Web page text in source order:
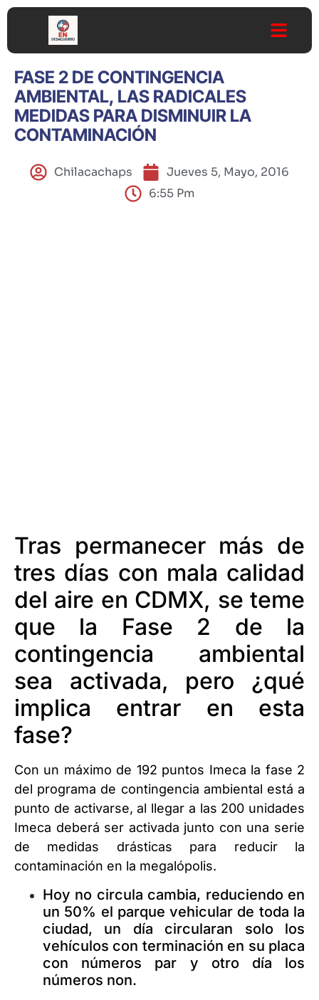
FASE 2 DE CONTINGENCIA
AMBIENTAL, LAS RADICALES
MEDIDAS PARA DISMINUIR LA
CONTAMINACIÓN
Chilacachaps
Jueves 5, Mayo, 2016
6:55 Pm
Tras permanecer más de
tres días con mala calidad
del aire en CDMX, se teme
que la Fase 2 de la
contingencia ambiental
sea activada, pero ¿qué
implica entrar en esta
fase?
Con un máximo de 192 puntos Imeca la fase 2
del programa de contingencia ambiental está a
punto de activarse, al llegar a las 200 unidades
Imeca deberá ser activada junto con una serie
de medidas drásticas para reducir la
contaminación en la megalópolis.
Hoy no circula cambia, reduciendo en
un 50% el parque vehicular de toda la
ciudad, un día circularan solo los
vehículos con terminación en su placa
con números par y otro día los
números non.